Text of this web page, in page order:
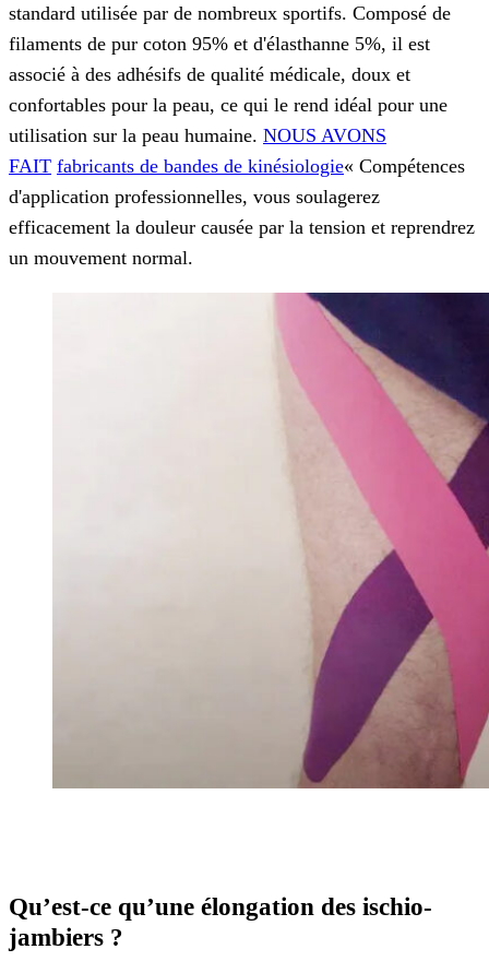
standard utilisée par de nombreux sportifs. Composé de
filaments de pur coton 95% et d'élasthanne 5%, il est
associé à des adhésifs de qualité médicale, doux et
confortables pour la peau, ce qui le rend idéal pour une
utilisation sur la peau humaine. NOUS AVONS
FAIT fabricants de bandes de kinésiologie« Compétences
d'application professionnelles, vous soulagerez
efficacement la douleur causée par la tension et reprendrez
un mouvement normal.
Qu’est-ce qu’une élongation des ischio-
jambiers ?